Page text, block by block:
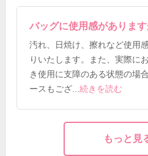
バッグに使用感がありま
汚れ、日焼け、擦れなど使用
りいたします。また、実際に
き使用に支障のある状態の場
ースもござ ...続きを読む
もっと見